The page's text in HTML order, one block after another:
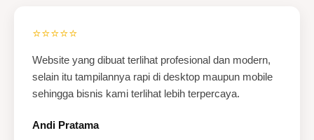
⭐⭐⭐⭐⭐
Website yang dibuat terlihat profesional dan modern,
selain itu tampilannya rapi di desktop maupun mobile
sehingga bisnis kami terlihat lebih terpercaya.
Andi Pratama